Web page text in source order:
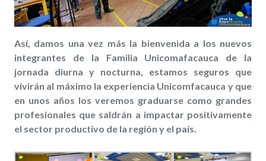
Así, damos una vez más la bienvenida a los nuevos
integrantes de la Familia Unicomafacauca de la
jornada diurna y nocturna, estamos seguros que
vivirán al máximo la experiencia Unicomfacauca y que
en unos años los veremos graduarse como grandes
profesionales que saldrán a impactar positivamente
el sector productivo de la región y el país.